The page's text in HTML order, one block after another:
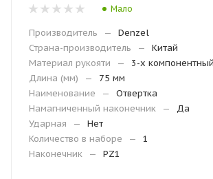
Мало
Производитель —
Denzel
Страна-производитель
—
Китай
Материал рукояти
—
3-х компонентный
Длина (мм)
—
75 мм
Наименование
—
Отвертка
Намагниченный наконечник
—
Да
Ударная
—
Нет
Количество в наборе
—
1
Наконечник
— PZ1